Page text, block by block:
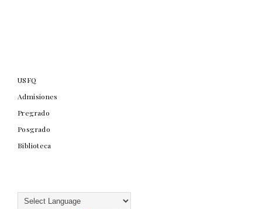
USFQ
Admisiones
Pregrado
Posgrado
Biblioteca